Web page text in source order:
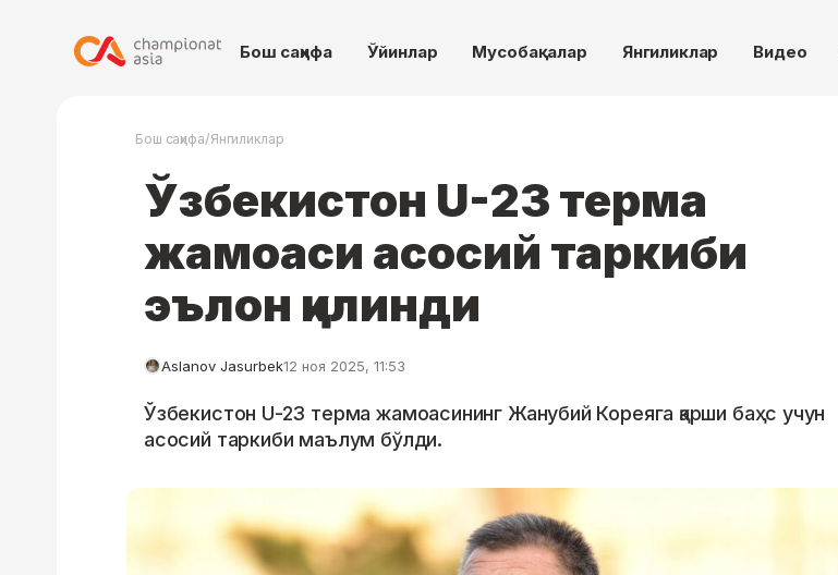
Бош саҳифа Ўйинлар Мусобақалар Янгиликлар Видео
Бош саҳифа/Янгиликлар
Ўзбекистон U-23 терма
жамоаси асосий таркиби
эълон қилинди
Aslanov Jasurbek12 ноя 2025, 11:53
Ўзбекистон U-23 терма жамоасининг Жанубий Кореяга қарши баҳс учун
асосий таркиби маълум бўлди.